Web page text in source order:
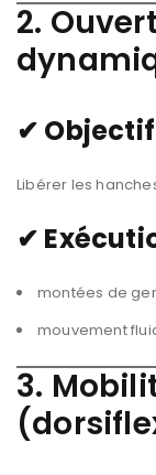
2.
✔
Libérer les
✔
montées de
mouvement
3.